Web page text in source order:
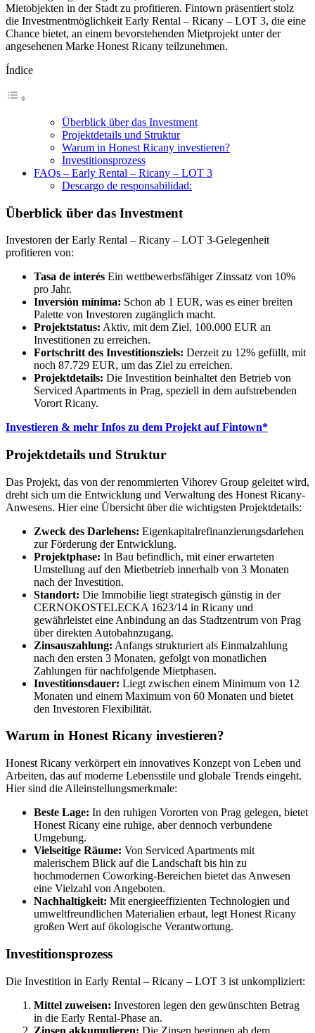
Mietobjekten in der Stadt zu profitieren. Fintown präsentiert stolz
die Investmentmöglichkeit Early Rental – Ricany – LOT 3, die eine
Chance bietet, an einem bevorstehenden Mietprojekt unter der
angesehenen Marke Honest Ricany teilzunehmen.
Índice
Überblick über das Investment
Projektdetails und Struktur
Warum in Honest Ricany investieren?
Investitionsprozess
FAQs – Early Rental – Ricany – LOT 3
Descargo de responsabilidad:
Überblick über das Investment
Investoren der Early Rental – Ricany – LOT 3-Gelegenheit
profitieren von:
Tasa de interés Ein wettbewerbsfähiger Zinssatz von 10%
pro Jahr.
Inversión mínima: Schon ab 1 EUR, was es einer breiten
Palette von Investoren zugänglich macht.
Projektstatus: Aktiv, mit dem Ziel, 100.000 EUR an
Investitionen zu erreichen.
Fortschritt des Investitionsziels: Derzeit zu 12% gefüllt, mit
noch 87.729 EUR, um das Ziel zu erreichen.
Projektdetails: Die Investition beinhaltet den Betrieb von
Serviced Apartments in Prag, speziell in dem aufstrebenden
Vorort Ricany.
Investieren & mehr Infos zu dem Projekt auf Fintown*
Projektdetails und Struktur
Das Projekt, das von der renommierten Vihorev Group geleitet wird,
dreht sich um die Entwicklung und Verwaltung des Honest Ricany-
Anwesens. Hier eine Übersicht über die wichtigsten Projektdetails:
Zweck des Darlehens: Eigenkapitalrefinanzierungsdarlehen
zur Förderung der Entwicklung.
Projektphase: In Bau befindlich, mit einer erwarteten
Umstellung auf den Mietbetrieb innerhalb von 3 Monaten
nach der Investition.
Standort: Die Immobilie liegt strategisch günstig in der
CERNOKOSTELECKA 1623/14 in Ricany und
gewährleistet eine Anbindung an das Stadtzentrum von Prag
über direkten Autobahnzugang.
Zinsauszahlung: Anfangs strukturiert als Einmalzahlung
nach den ersten 3 Monaten, gefolgt von monatlichen
Zahlungen für nachfolgende Mietphasen.
Investitionsdauer: Liegt zwischen einem Minimum von 12
Monaten und einem Maximum von 60 Monaten und bietet
den Investoren Flexibilität.
Warum in Honest Ricany investieren?
Honest Ricany verkörpert ein innovatives Konzept von Leben und
Arbeiten, das auf moderne Lebensstile und globale Trends eingeht.
Hier sind die Alleinstellungsmerkmale:
Beste Lage: In den ruhigen Vororten von Prag gelegen, bietet
Honest Ricany eine ruhige, aber dennoch verbundene
Umgebung.
Vielseitige Räume: Von Serviced Apartments mit
malerischem Blick auf die Landschaft bis hin zu
hochmodernen Coworking-Bereichen bietet das Anwesen
eine Vielzahl von Angeboten.
Nachhaltigkeit: Mit energieeffizienten Technologien und
umweltfreundlichen Materialien erbaut, legt Honest Ricany
großen Wert auf ökologische Verantwortung.
Investitionsprozess
Die Investition in Early Rental – Ricany – LOT 3 ist unkompliziert:
Mittel zuweisen: Investoren legen den gewünschten Betrag
in die Early Rental-Phase an.
Zinsen akkumulieren: Die Zinsen beginnen ab dem